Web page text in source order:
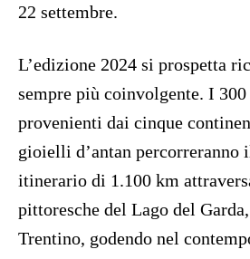
22 settembre.
L’edizione 2024 si prospetta
sempre più coinvolgente. I 300
provenienti dai cinque
gioielli d’antan percorreranno
itinerario di 1.100 km
pittoresche del Lago del
Trentino, godendo nel